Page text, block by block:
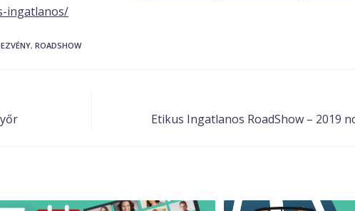
ingatlanos/
, ROADSHOW
Etikus Ingatlanos RoadShow – 2019